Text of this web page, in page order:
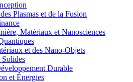
Plasmas et de la Fusion
Matériaux et Nanosciences
et des Nano-Objets
Durable
et Énergies